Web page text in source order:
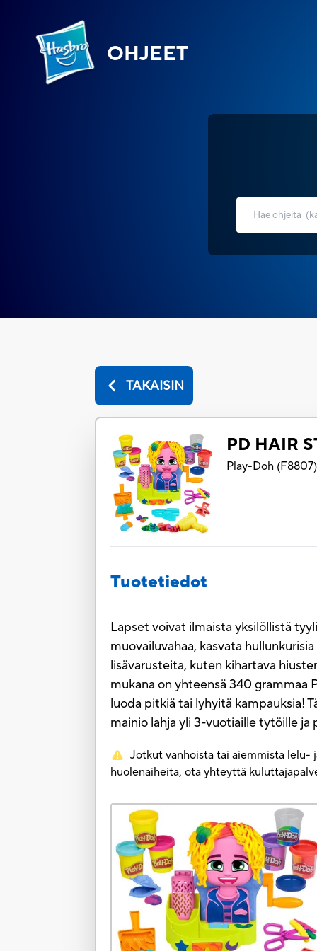
OHJEET
TAKAISIN
PD HAIR
Play-Doh (F8807)
Tuotetiedot
Lapset voivat ilmaista yksilöllistä
muovailuvahaa, kasvata
lisävarusteita, kuten kihartava
mukana on yhteensä 340 grammaa
luoda pitkiä tai lyhyitä kampauksia!
mainio lahja yli 3-vuotiaille tytöille
Jotkut vanhoista tai aiemmista lelu-
huolenaiheita, ota yhteyttä